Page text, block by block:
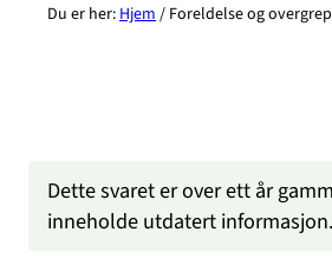
Du er her: Hjem / Foreldelse og overgrep
Dette svaret er over ett år
inneholde utdatert informasjon.